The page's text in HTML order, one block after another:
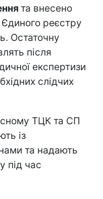
та внесено
Єдиного реєстру
Остаточну
після
експертизи
слідчих
ТЦК та СП
із
та надають
під час